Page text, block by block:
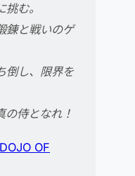
む。
錬と戦いのゲ
倒し、限界を
の侍となれ！
OF